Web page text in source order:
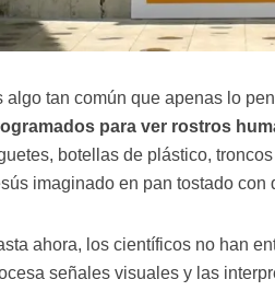
algo tan común que apenas lo
para ver rostros
botellas de plástico,
imaginado en pan tostado con
ahora, los científicos no han
señales visuales y las